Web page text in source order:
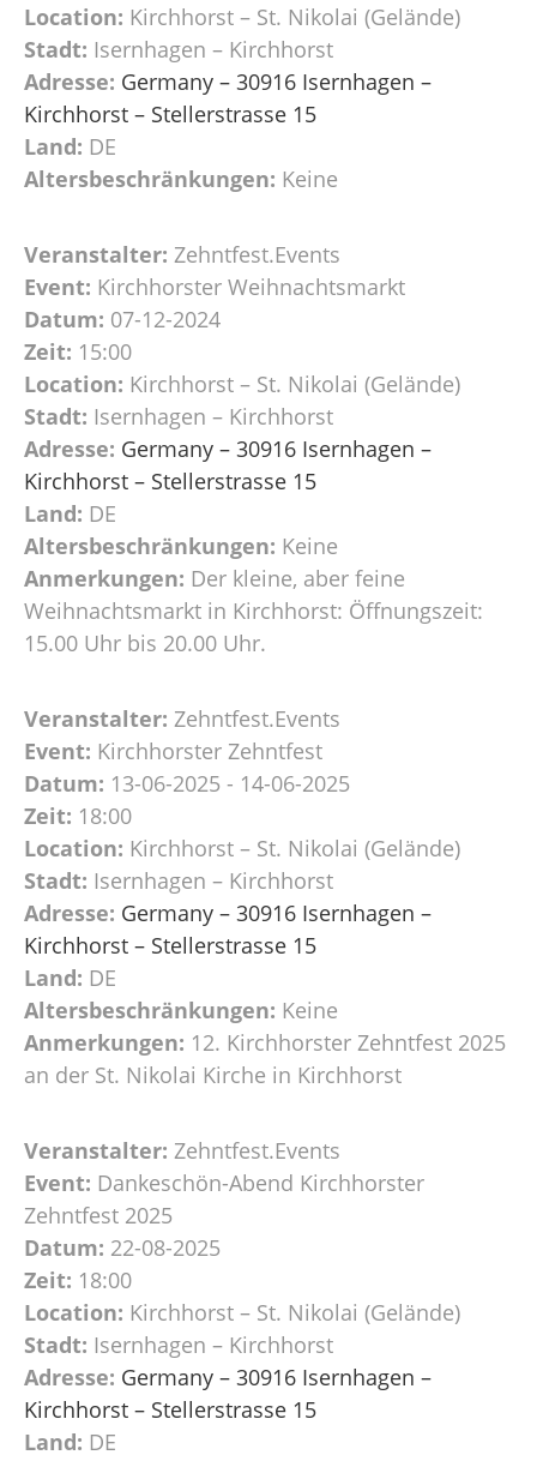
Location: Kirchhorst – St. Nikolai (Gelände)
Stadt: Isernhagen – Kirchhorst
Adresse: Germany – 30916 Isernhagen –
Kirchhorst – Stellerstrasse 15
Land: DE
Altersbeschränkungen: Keine
Veranstalter: Zehntfest.Events
Event: Kirchhorster Weihnachtsmarkt
Datum: 07-12-2024
Zeit: 15:00
Location: Kirchhorst – St. Nikolai (Gelände)
Stadt: Isernhagen – Kirchhorst
Adresse: Germany – 30916 Isernhagen –
Kirchhorst – Stellerstrasse 15
Land: DE
Altersbeschränkungen: Keine
Anmerkungen: Der kleine, aber feine
Weihnachtsmarkt in Kirchhorst: Öffnungszeit:
15.00 Uhr bis 20.00 Uhr.
Veranstalter: Zehntfest.Events
Event: Kirchhorster Zehntfest
Datum: 13-06-2025 - 14-06-2025
Zeit: 18:00
Location: Kirchhorst – St. Nikolai (Gelände)
Stadt: Isernhagen – Kirchhorst
Adresse: Germany – 30916 Isernhagen –
Kirchhorst – Stellerstrasse 15
Land: DE
Altersbeschränkungen: Keine
Anmerkungen: 12. Kirchhorster Zehntfest 2025
an der St. Nikolai Kirche in Kirchhorst
Veranstalter: Zehntfest.Events
Event: Dankeschön-Abend Kirchhorster
Zehntfest 2025
Datum: 22-08-2025
Zeit: 18:00
Location: Kirchhorst – St. Nikolai (Gelände)
Stadt: Isernhagen – Kirchhorst
Adresse: Germany – 30916 Isernhagen –
Kirchhorst – Stellerstrasse 15
Land: DE